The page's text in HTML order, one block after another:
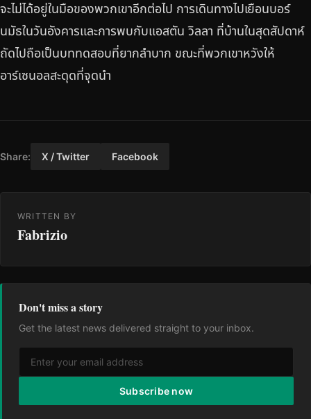
จะไม่ได้อยู่ในมือของพวกเขาอีกต่อไป การเดินทางไปเยือนบอร์
นมัธในวันอังคารและการพบกับแอสตัน วิลลา ที่บ้านในสุดสัปดาห์
ถัดไปถือเป็นบททดสอบที่ยากลำบาก ขณะที่พวกเขาหวังให้
อาร์เซนอลสะดุดที่จุดนำ
Share: X / Twitter Facebook
WRITTEN BY
Fabrizio
Don't miss a story
Get the latest news delivered straight to your inbox.
Subscribe now